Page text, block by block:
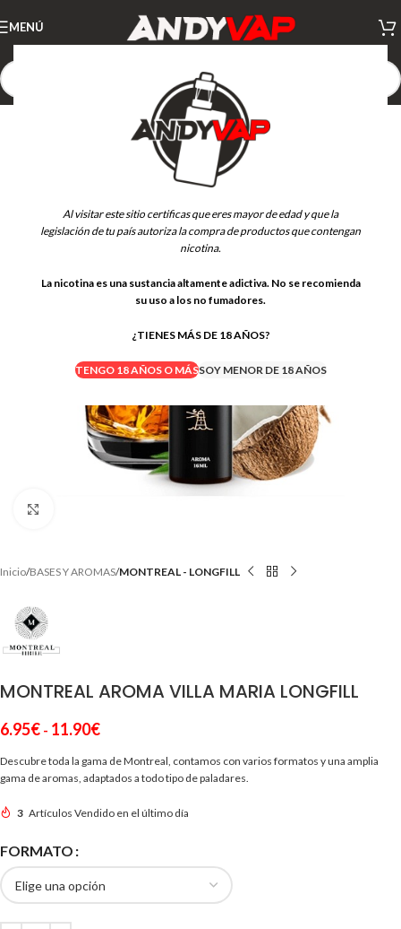
Al visitar este sitio certificas que eres mayor de edad y que la
legislación de tu país autoriza la compra de productos que contengan
nicotina.
La nicotina es una sustancia altamente adictiva. No se recomienda
su uso a los no fumadores.
¿TIENES MÁS DE 18 AÑOS?
TENGO 18 AÑOS O MÁSSOY MENOR DE 18 AÑOS
MENÚ
Inicio BASES Y AROMAS MONTREAL - LONGFILL
MONTREAL AROMA VILLA MARIA LONGFILL
6.95€ - 11.90€
Descubre toda la gama de Montreal, contamos con varios formatos y una amplia
gama de aromas, adaptados a todo tipo de paladares.
3 Artículos Vendido en el último día
FORMATO